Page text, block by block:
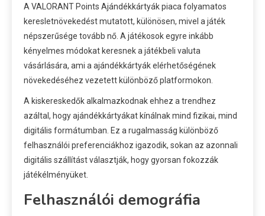
A VALORANT Points Ajándékkártyák piaca folyamatos
keresletnövekedést mutatott, különösen, mivel a játék
népszerűsége tovább nő. A játékosok egyre inkább
kényelmes módokat keresnek a játékbeli valuta
vásárlására, ami a ajándékkártyák elérhetőségének
növekedéséhez vezetett különböző platformokon.
A kiskereskedők alkalmazkodnak ehhez a trendhez
azáltal, hogy ajándékkártyákat kínálnak mind fizikai, mind
digitális formátumban. Ez a rugalmasság különböző
felhasználói preferenciákhoz igazodik, sokan az azonnali
digitális szállítást választják, hogy gyorsan fokozzák
játékélményüket.
Felhasználói demográfia